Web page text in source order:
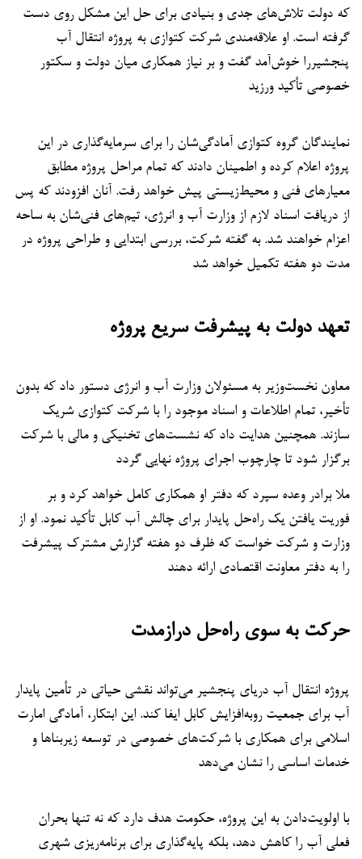
که دولت تلاش‌های جدی و بنیادی برای حل این مشکل روی دست
گرفته است. او علاقه‌مندی شرکت کتوازی به پروژه انتقال آب
پنجشیررا خوش‌آمد گفت و بر نیاز همکاری میان دولت و سکتور
خصوصی تأکید ورزید
نمایندگان گروه کتوازی آمادگی‌شان را برای سرمایه‌گذاری در این
پروژه اعلام کرده و اطمینان دادند که تمام مراحل پروژه مطابق
معیارهای فنی و محیط‌زیستی پیش خواهد رفت. آنان افزودند که پس
از دریافت اسناد لازم از وزارت آب و انرژی، تیم‌های فنی‌شان به ساحه
اعزام خواهند شد. به گفته شرکت، بررسی ابتدایی و طراحی پروژه در
مدت دو هفته تکمیل خواهد شد
تعهد دولت به پیشرفت سریع پروژه
معاون نخست‌وزیر به مسئولان وزارت آب و انرژی دستور داد که بدون
تأخیر، تمام اطلاعات و اسناد موجود را با شرکت کتوازی شریک
سازند. همچنین هدایت داد که نشست‌های تخنیکی و مالی با شرکت
برگزار شود تا چارچوب اجرای پروژه نهایی گردد
ملا برادر وعده سپرد که دفتر او همکاری کامل خواهد کرد و بر
فوریت یافتن یک راه‌حل پایدار برای چالش آب کابل تأکید نمود. او از
وزارت و شرکت خواست که ظرف دو هفته گزارش مشترک پیشرفت
را به دفتر معاونت اقتصادی ارائه دهند
حرکت به سوی راه‌حل درازمدت
پروژه انتقال آب دریای پنجشیر می‌تواند نقشی حیاتی در تأمین پایدار
آب برای جمعیت روبه‌افزایش کابل ایفا کند. این ابتکار، آمادگی امارت
اسلامی برای همکاری با شرکت‌های خصوصی در توسعه زیربناها و
خدمات اساسی را نشان می‌دهد
با اولویت‌دادن به این پروژه، حکومت هدف دارد که نه تنها بحران
فعلی آب را کاهش دهد، بلکه پایه‌گذاری برای برنامه‌ریزی شهری